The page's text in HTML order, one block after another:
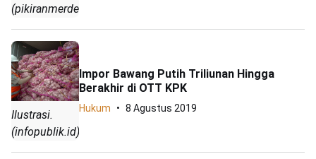
(pikiranmerdeka.co/IST)
Ilustrasi.
(infopublik.id)
Impor Bawang Putih Triliunan Hingga
Berakhir di OTT KPK
Hukum 8 Agustus 2019